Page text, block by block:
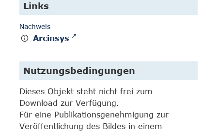
Links
Nachweis
Arcinsys
Nutzungsbedingungen
Dieses Objekt steht nicht frei zum
Download zur Verfügung.
Für eine Publikationsgenehmigung zur
Veröffentlichung des Bildes in einem